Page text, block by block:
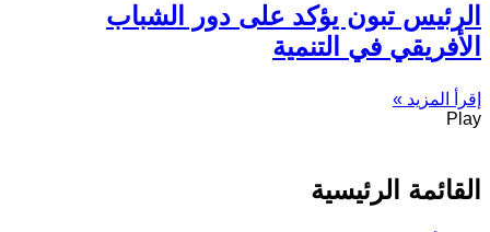
الرئيس تبون يؤكد على دور الشباب
الأفريقي في التنمية
إقرأ المزيد »
Play
القائمة الرئيسية